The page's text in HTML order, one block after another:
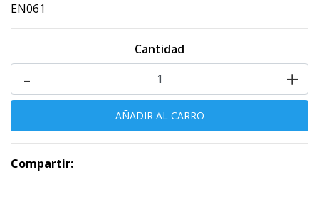
EN061
Cantidad
+
-
Compartir: